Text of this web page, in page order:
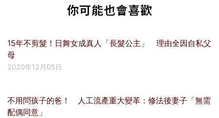
你可能也會喜歡
15年不剪髮！日舞女成真人「長髮公主」 理由全因自私父
母
2020年12月05日
不用問孩子的爸！ 人工流產重大變革：修法後妻子「無需
配偶同意」